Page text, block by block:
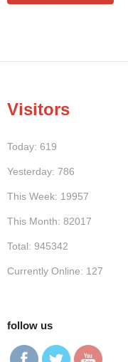
Visitors
Today: 619
Yesterday: 786
This Week: 19957
This Month: 82017
Total: 945342
Currently Online: 127
follow us